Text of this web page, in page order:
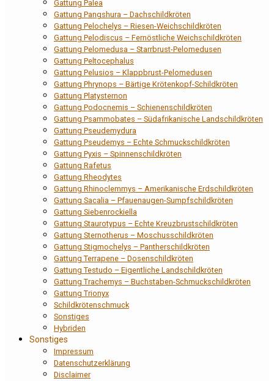
Gattung Palea
Gattung Pangshura – Dachschildkröten
Gattung Pelochelys – Riesen-Weichschildkröten
Gattung Pelodiscus – Fernöstliche Weichschildkröten
Gattung Pelomedusa – Starrbrust-Pelomedusen
Gattung Peltocephalus
Gattung Pelusios – Klappbrust-Pelomedusen
Gattung Phrynops – Bärtige Krötenkopf-Schildkröten
Gattung Platysternon
Gattung Podocnemis – Schienenschildkröten
Gattung Psammobates – Südafrikanische Landschildkröten
Gattung Pseudemydura
Gattung Pseudemys – Echte Schmuckschildkröten
Gattung Pyxis – Spinnenschildkröten
Gattung Rafetus
Gattung Rheodytes
Gattung Rhinoclemmys – Amerikanische Erdschildkröten
Gattung Sacalia – Pfauenaugen-Sumpfschildkröten
Gattung Siebenrockiella
Gattung Staurotypus – Echte Kreuzbrustschildkröten
Gattung Sternotherus – Moschusschildkröten
Gattung Stigmochelys – Pantherschildkröten
Gattung Terrapene – Dosenschildkröten
Gattung Testudo – Eigentliche Landschildkröten
Gattung Trachemys – Buchstaben-Schmuckschildkröten
Gattung Trionyx
Schildkrötenschmuck
Sonstiges
Hybriden
Sonstiges
Impressum
Datenschutzerklärung
Disclaimer